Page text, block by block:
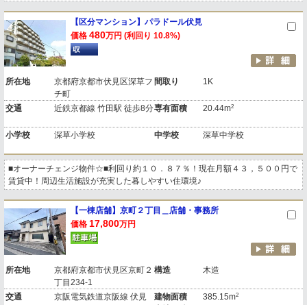
【区分マンション】パラドール伏見
価格 480万円 (利回り 10.8%)
所在地
京都府京都市伏見区深草フ
チ町
間取り 1K
交通 近鉄京都線 竹田駅 徒歩8分専有面積 20.44m2
小学校 深草小学校 中学校 深草中学校
■オーナーチェンジ物件☆■利回り約１０．８７％！現在月額４３，５００円で
賃貸中！周辺生活施設が充実した暮しやすい住環境♪
【一棟店舗】京町２丁目＿店舗・事務所
価格 17,800万円
所在地
京都府京都市伏見区京町２
丁目234-1
構造 木造
交通
京阪電気鉄道京阪線 伏見
建物面積
385.15m2